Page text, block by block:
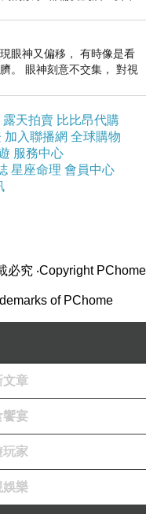
眼神又偏移， 有時像是看
。 眼神刻意不交集， 對視
不
露天拍賣 比比昂代購
加入聯播網 全球購物
服務中心
星座命理 會員中心
必究 ‧Copyright PChome
of PChome
文章
饗宴
玩家
娛樂